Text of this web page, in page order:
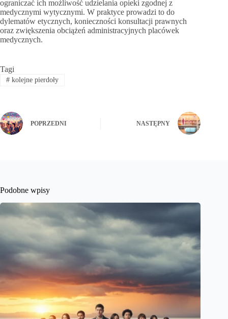
ograniczać ich możliwość udzielania opieki zgodnej z
medycznymi wytycznymi. W praktyce prowadzi to do
dylematów etycznych, konieczności konsultacji prawnych
oraz zwiększenia obciążeń administracyjnych placówek
medycznych.
Tagi
#kolejne pierdoły
POPRZEDNI NASTĘPNY
Podobne wpisy